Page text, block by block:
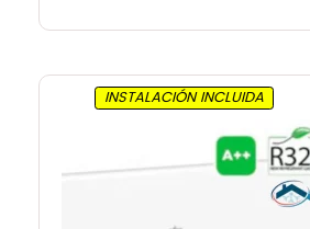
INSTALACIÓN INCLUIDA